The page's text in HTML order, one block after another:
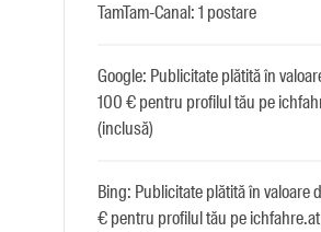
TamTam-Canal: 1 postare
Google: Publicitate plătită în
100 € pentru profilul tău pe
(inclusă)
Bing: Publicitate plătită în valoare
€ pentru profilul tău pe ichfahre.at